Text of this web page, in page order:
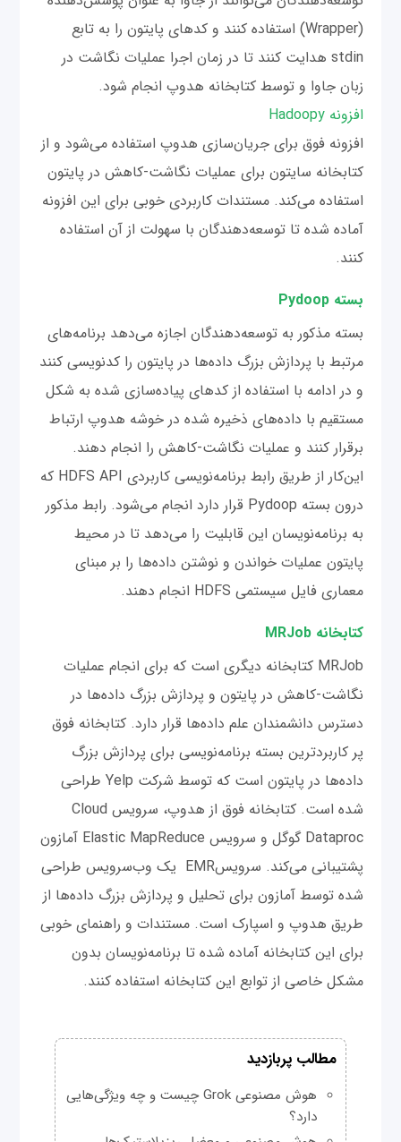
(Wrapper) استفاده کنند و کدهای پایتون را به تابع
stdin هدایت کنند تا در زمان اجرا عملیات نگاشت در
زبان جاوا و توسط کتابخانه هدوپ انجام شود.
افزونه Hadoopy
افزونه فوق برای جریان‌سازی هدوپ استفاده می‌شود و از
کتابخانه سایتون برای عملیات نگاشت-کاهش در پایتون
استفاده می‌کند. مستندات کاربردی خوبی برای این افزونه
آماده شده تا توسعه‌دهندگان با سهولت از آن استفاده
کنند.
بسته Pydoop
بسته مذکور به توسعه‌دهندگان اجازه می‌دهد برنامه‌های
مرتبط با پردازش بزرگ داده‌ها در پایتون را کدنویسی کنند
و در ادامه با استفاده از کدهای پیاده‌سازی شده به شکل
مستقیم با داده‌های ذخیره شده در خوشه هدوپ ارتباط
برقرار کنند و عملیات نگاشت-کاهش را انجام دهند.
این‌کار از طریق رابط برنامه‌نویسی کاربردی HDFS API که
درون بسته Pydoop قرار دارد انجام می‌شود. رابط مذکور
به برنامه‌نویسان این قابلیت را می‌دهد تا در محیط
پایتون عملیات خواندن و نوشتن داده‌ها را بر مبنای
معماری فایل سیستمی HDFS انجام دهند.
کتابخانه MRJob
MRJob کتابخانه دیگری است که برای انجام عملیات
نگاشت-کاهش در پایتون و پردازش بزرگ داده‌ها در
دسترس دانشمندان علم داده‌ها قرار دارد. کتابخانه فوق
پر کاربردترین بسته برنامه‌نویسی برای پردازش بزرگ
داده‌ها در پایتون است که توسط شرکت Yelp طراحی
شده است. کتابخانه فوق از هدوپ، سرویس Cloud
Dataproc گوگل و سرویس Elastic MapReduce آمازون
پشتیبانی می‌کند. سرویسEMR یک وب‌سرویس طراحی
شده توسط آمازون برای تحلیل و پردازش بزرگ داده‌ها از
طریق هدوپ و اسپارک است. مستندات و راهنمای خوبی
برای این کتابخانه آماده شده تا برنامه‌نویسان بدون
مشکل خاصی از توابع این کتابخانه استفاده کنند.
مطالب پربازدید
هوش مصنوعی Grok چیست و چه ویژگی‌هایی
دارد؟